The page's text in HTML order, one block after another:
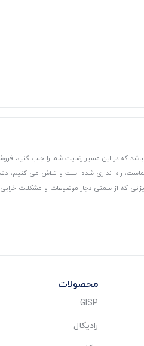
که در این مسیر رضایت شما را جلب کنیم.
راه اندازی شده است و تلاش می کنیم،
که از سمتی دچار موضوعات و مشکلات
محصولات
GISP
رادیکال